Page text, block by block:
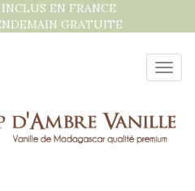
EN FRANCE
GRATUITE
la